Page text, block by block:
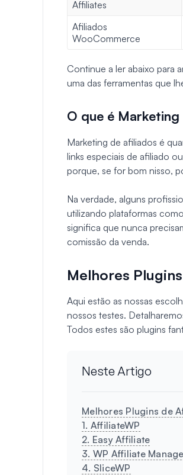
Affiliates
Afiliados
WooCommerce
Continue a ler abaixo para
uma das ferramentas que
O que é
Marketing de afiliados é
links especiais de afiliado
porque, se for bom nisso,
Na verdade, alguns
utilizando plataformas
significa que nunca
comissão da venda.
Melhores
Aqui estão as nossas
nossos testes.
Todos estes são plugins
Neste Artigo
Melhores Plugins de
1. AffiliateWP
2. Easy Affiliate
3. WP Affiliate
4. SliceWP